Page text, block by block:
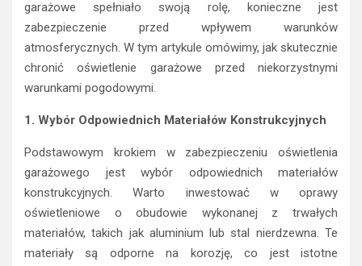
garażowe spełniało swoją rolę, konieczne jest
zabezpieczenie przed wpływem warunków
atmosferycznych. W tym artykule omówimy, jak skutecznie
chronić oświetlenie garażowe przed niekorzystnymi
warunkami pogodowymi.
1. Wybór Odpowiednich Materiałów Konstrukcyjnych
Podstawowym krokiem w zabezpieczeniu oświetlenia
garażowego jest wybór odpowiednich materiałów
konstrukcyjnych. Warto inwestować w oprawy
oświetleniowe o obudowie wykonanej z trwałych
materiałów, takich jak aluminium lub stal nierdzewna. Te
materiały są odporne na korozję, co jest istotne